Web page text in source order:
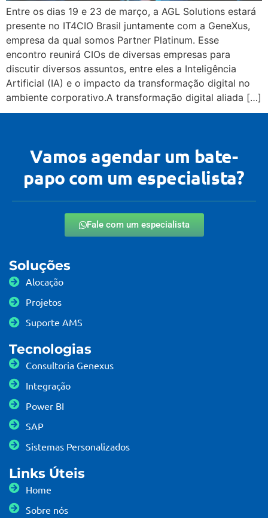
Entre os dias 19 e 23 de março, a AGL Solutions estará
presente no IT4CIO Brasil juntamente com a GeneXus,
empresa da qual somos Partner Platinum. Esse
encontro reunirá CIOs de diversas empresas para
discutir diversos assuntos, entre eles a Inteligência
Artificial (IA) e o impacto da transformação digital no
ambiente corporativo.A transformação digital aliada […]
Vamos agendar um bate-
papo com um especialista?
Fale com um especialista
Soluções
Alocação
Projetos
Suporte AMS
Tecnologias
Consultoria Genexus
Integração
Power BI
SAP
Sistemas Personalizados
Links Úteis
Home
Sobre nós